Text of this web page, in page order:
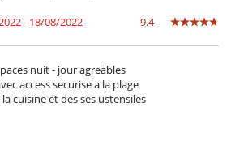
piscinas
- 18/08/2022 9.4
nuit - jour agreables
access securise a la plage
cuisine et des ses ustensiles